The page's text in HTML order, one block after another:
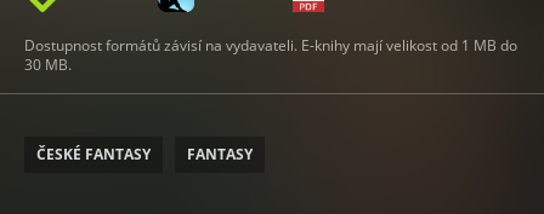
Dostupnost formátů závisí na vydavateli. E-knihy mají velikost od 1 MB do
30 MB.
ČESKÉ FANTASY FANTASY